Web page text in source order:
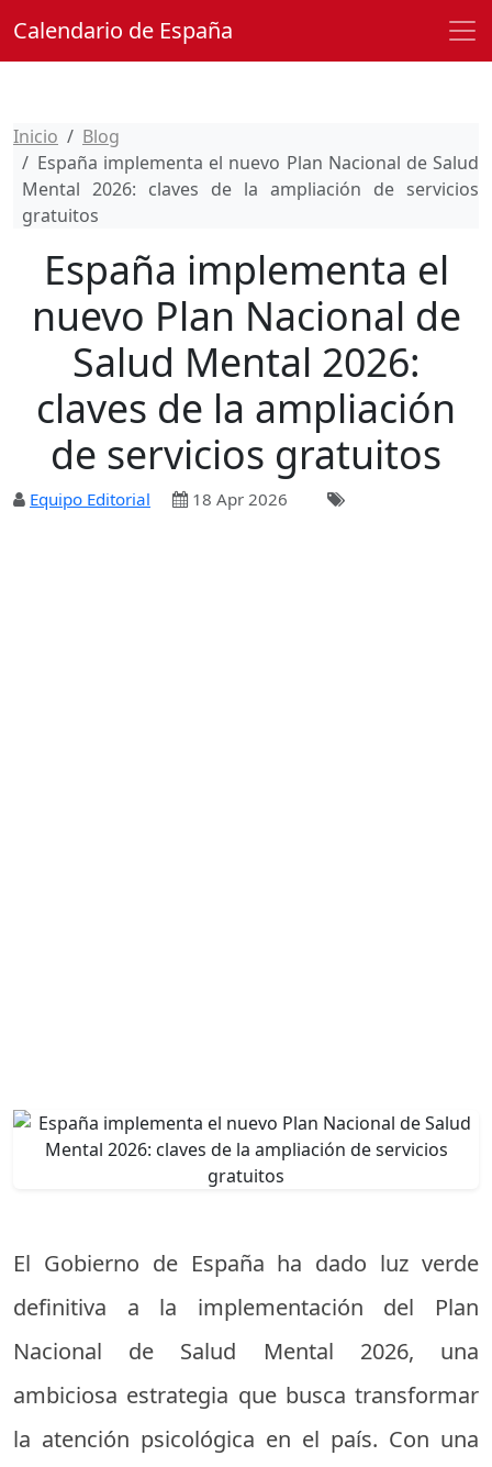
Calendario de España
Inicio
Blog
España implementa el nuevo Plan Nacional de Salud
Mental 2026: claves de la ampliación de servicios
gratuitos
España implementa el
nuevo Plan Nacional de
Salud Mental 2026:
claves de la ampliación
de servicios gratuitos
Equipo Editorial 18 Apr 2026
El Gobierno de España ha dado luz verde
definitiva a la implementación del Plan
Nacional de Salud Mental 2026, una
ambiciosa estrategia que busca transformar
la atención psicológica en el país. Con una